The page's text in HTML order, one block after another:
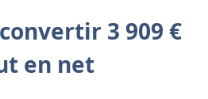
3 909 €
en net